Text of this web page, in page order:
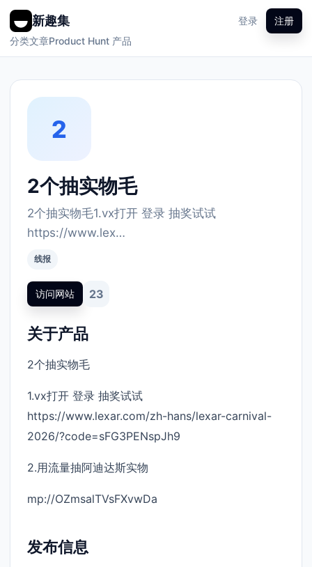
新趣集
分类文章Product Hunt 产品
登录 注册
2
2个抽实物毛
2个抽实物毛1.vx打开 登录 抽奖试试
https://www.lex…
线报
访问网站 23
关于产品
2个抽实物毛
1.vx打开 登录 抽奖试试
https://www.lexar.com/zh-hans/lexar-carnival-
2026/?code=sFG3PENspJh9
2.用流量抽阿迪达斯实物
mp://OZmsalTVsFXvwDa
发布信息